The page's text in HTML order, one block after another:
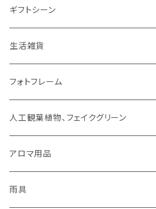
コップ、グラス
お茶碗
キッチンクロス/ランチョンマット
RIVERET（リヴェレット）名入れなし
チョコレート
その他
アロマ用品
ファッション
手袋
花瓶 / フラワーベース
DICTUM（ディクトム）
DESIGNLIFE（デザインライフ）
HARIO（ハリオ）
シリーズで選ぶ
ネックレス
ROSY RINGS（ロージーリングス）
SMELLS LIKE SPELLS
linoo（リノオ）
Sheep by the Sea(シープバイザシー)
シマムラヒカリ
アクセサリー
ネックレス
ピアス
ファッション雑貨
ブランケット
手袋
マスク
靴下
ギフトシーン
父の日
母の日
結婚祝い
お誕生日
生活雑貨
扇風機
文具
貯金箱
ティッシュケース
フォトフレーム
人工観葉植物、フェイクグリーン
CT触媒グリーンシリーズ
アロマ用品
雨具